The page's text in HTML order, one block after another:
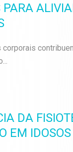
PARA
DA
EM IDOSOS